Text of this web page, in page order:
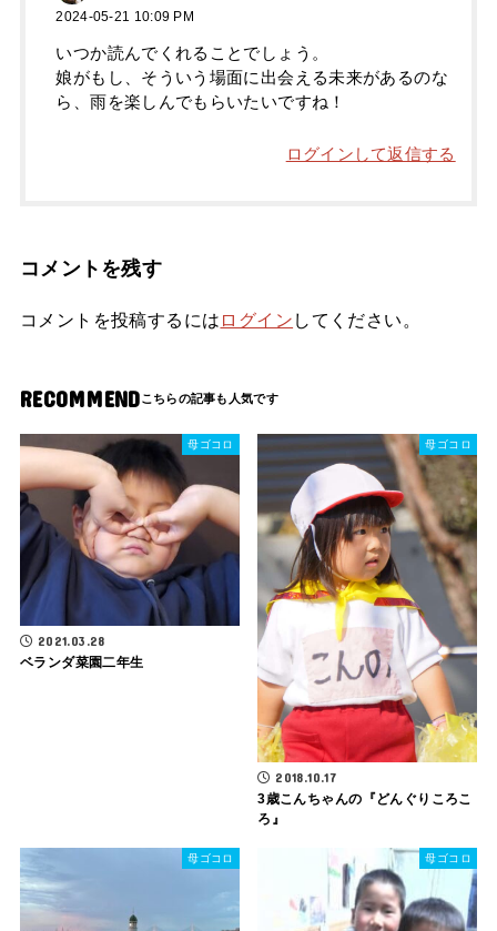
2024-05-21 10:09 PM
いつか読んでくれることでしょう。
娘がもし、そういう場面に出会える未来があるのな
ら、雨を楽しんでもらいたいですね！
ログインして返信する
コメントを残す
コメントを投稿するには ログイン してください。
RECOMMEND
母ゴコロ
2021.03.28
ベランダ菜園二年生
母ゴコロ
2018.10.17
3歳こんちゃんの『どんぐりころこ
ろ』
母ゴコロ 母ゴコロ